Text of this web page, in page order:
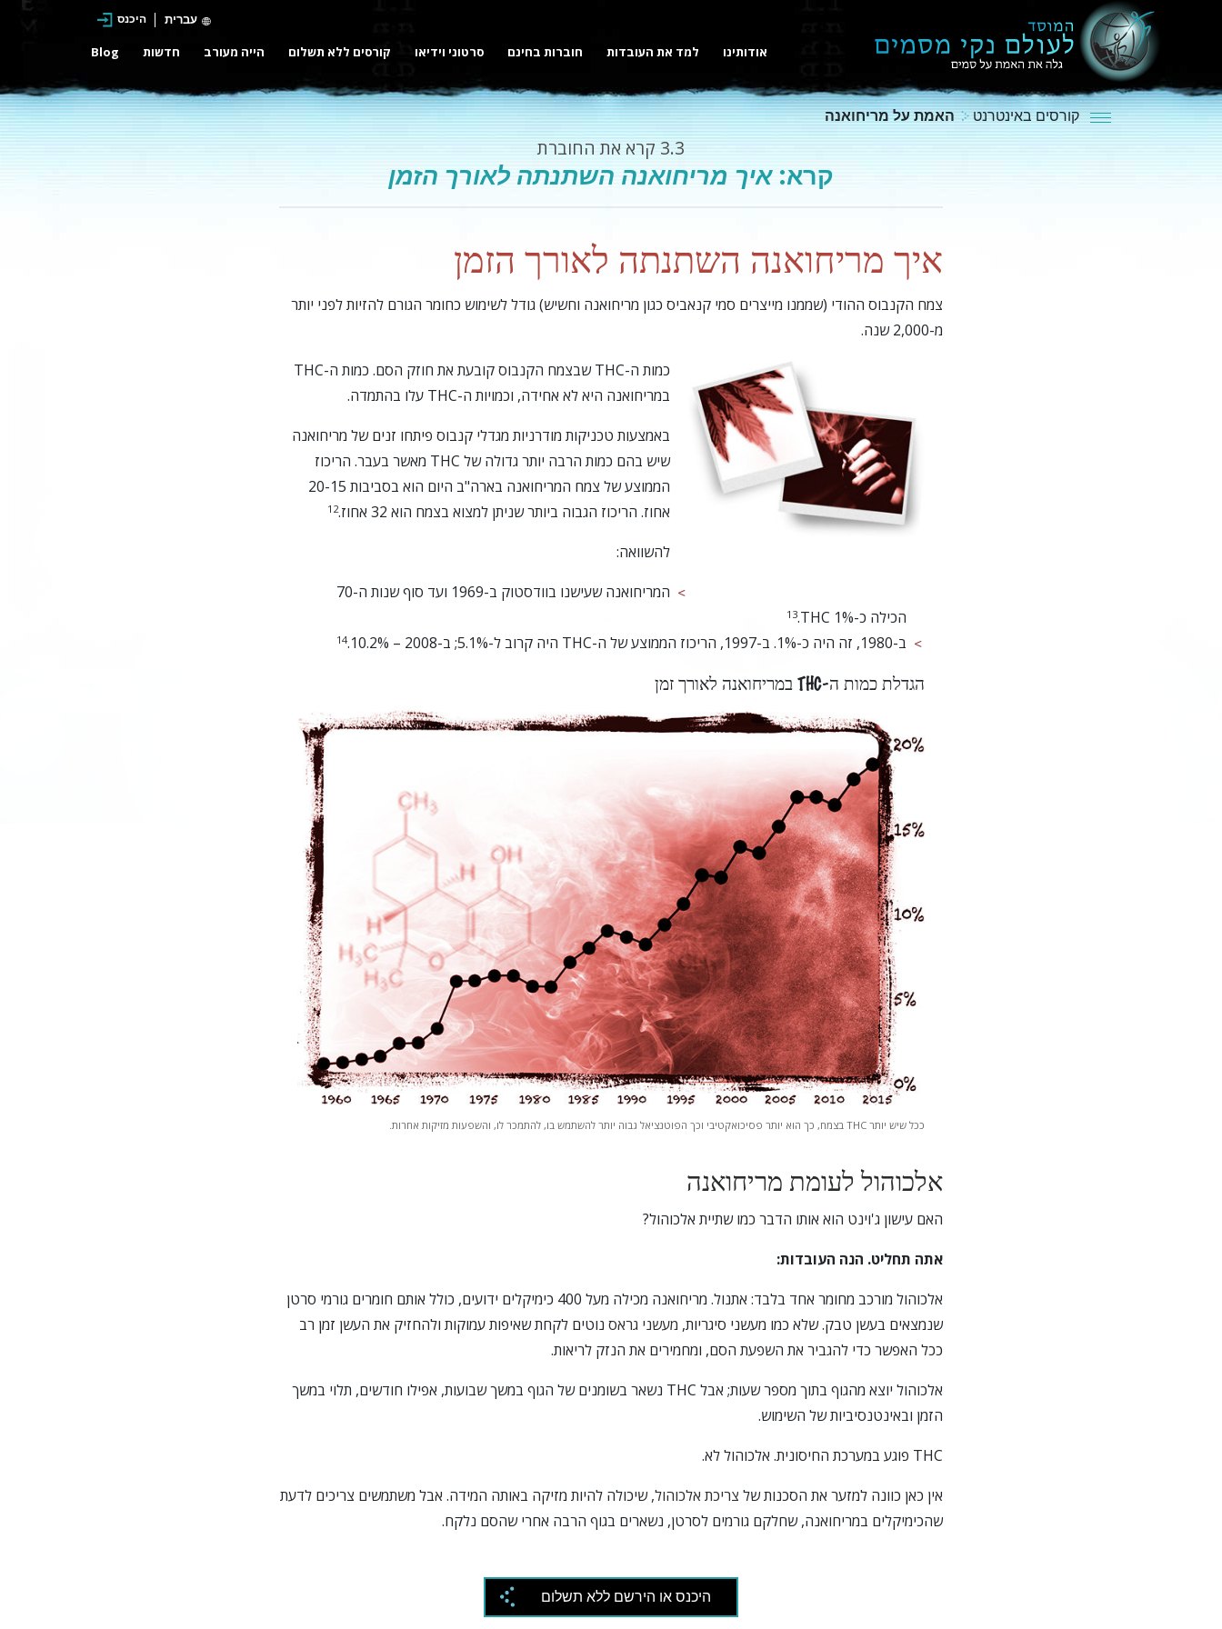
עברית היכנס
אודותינו למד את העובדות חוברות בחינם סרטוני וידיאו קורסים ללא תשלום הייה מעורב חדשות Blog
קורסים באינטרנט האמת על מריחואנה
3.3 קרא את החוברת
קרא:איך מריחואנה השתנתה לאורך הזמן
איך מריחואנה השתנתה לאורך הזמן
צמח הקנבוס ההודי (שממנו מייצרים סמי קנאביס כגון מריחואנה וחשיש) גודל לשימוש כחומר הגורם להזיות לפני יותר
מ-2,000 שנה.
כמות ה-THC שבצמח הקנבוס קובעת את חוזק הסם. כמות ה-THC
במריחואנה היא לא אחידה, וכמויות ה-THC עלו בהתמדה.
באמצעות טכניקות מודרניות מגדלי קנבוס פיתחו זנים של מריחואנה
שיש בהם כמות הרבה יותר גדולה של THC מאשר בעבר. הריכוז
הממוצע של צמח המריחואנה בארה"ב היום הוא בסביבות 20-15
אחוז. הריכוז הגבוה ביותר שניתן למצוא בצמח הוא 32 אחוז.
12
להשוואה:
המריחואנה שעישנו בוודסטוק ב-1969 ועד סוף שנות ה-70
הכילה כ-1% THC.‏
13
ב-1980, זה היה כ-1%. ב-1997, הריכוז הממוצע של ה-THC היה קרוב ל-5.1%; ב-2008 – 10.2%.‏ 14
הגדלת כמות ה-THC במריחואנה לאורך זמן
ככל שיש יותר THC בצמח, כך הוא יותר פסיכואקטיבי וכך הפוטנציאל גבוה יותר להשתמש בו, להתמכר לו, והשפעות מזיקות אחרות.
אלכוהול לעומת מריחואנה
האם עישון ג'וינט הוא אותו הדבר כמו שתיית אלכוהול?
אתה תחליט. הנה העובדות:
אלכוהול מורכב מחומר אחד בלבד: אתנול. מריחואנה מכילה מעל 400 כימיקלים ידועים, כולל אותם חומרים גורמי סרטן
שנמצאים בעשן טבק. שלא כמו מעשני סיגריות, מעשני גראס נוטים לקחת שאיפות עמוקות ולהחזיק את העשן זמן רב
ככל האפשר כדי להגביר את השפעת הסם, ומחמירים את הנזק לריאות.
אלכוהול יוצא מהגוף בתוך מספר שעות; אבל THC נשאר בשומנים של הגוף במשך שבועות, אפילו חודשים, תלוי במשך
הזמן ובאינטנסיביות של השימוש.
THC פוגע במערכת החיסונית. אלכוהול לא.
אין כאן כוונה למזער את הסכנות של צריכת אלכוהול,שיכולה להיות מזיקה באותה המידה. אבל משתמשים צריכים לדעת
שהכימיקלים במריחואנה, שחלקם גורמים לסרטן, נשארים בגוף הרבה אחרי שהסם נלקח.
היכנס או הירשם ללא תשלום